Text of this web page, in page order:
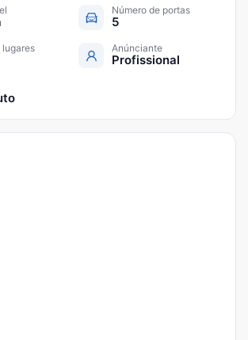
Número de portas
5
lugares Anúnciante
Profissional